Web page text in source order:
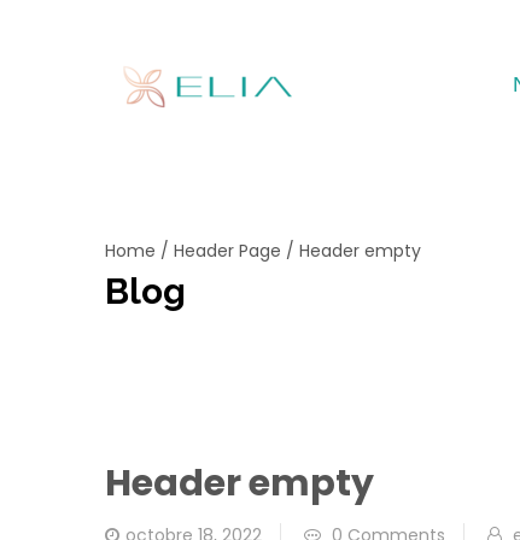
Home / Header Page / Header empty
Blog
Header empty
octobre 18, 2022 0 Comments